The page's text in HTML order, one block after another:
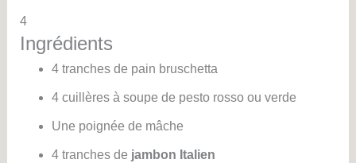
4
Ingrédients
4 tranches de pain bruschetta
4 cuillères à soupe de pesto rosso ou verde
Une poignée de mâche
4 tranches de jambon Italien